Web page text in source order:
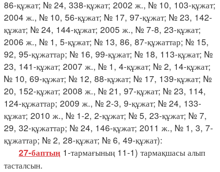
86-құжат; № 24, 338-құжат; 2002 ж., № 10, 103-құжат;
2004 ж., № 10, 56-құжат; № 17, 97-құжат; № 23, 142-
құжат; № 24, 144-құжат; 2005 ж., № 7-8, 23-құжат;
2006 ж., № 1, 5-құжат; № 13, 86, 87-құжаттар; № 15,
92, 95-құжаттар; № 16, 99-құжат; № 18, 113-құжат; №
23, 141-құжат; 2007 ж., № 1, 4-құжат; № 2, 14-құжат;
№ 10, 69-құжат; № 12, 88-құжат; № 17, 139-құжат; №
20, 152-құжат; 2008 ж., № 21, 97-құжат; № 23, 114,
124-құжаттар; 2009 ж., № 2-3, 9-құжат; № 24, 133-
құжат; 2010 ж., № 1-2, 2-құжат; № 5, 23-құжат; № 7,
29, 32-құжаттар; № 24, 146-құжат; 2011 ж., № 1, 3, 7-
құжаттар; № 2, 28-құжат; № 6, 49-құжат):
27-баптың 1-тармағының 11-1) тармақшасы алып
тасталсын.